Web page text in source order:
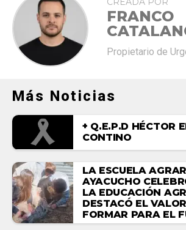
FRANCO
Propietario de
Más Noticias
+ Q.E.P.D HÉCTOR
CONTINO
LA ESCUELA
AYACUCHO
LA EDUCACIÓN
DESTACÓ EL
FORMAR PARA EL